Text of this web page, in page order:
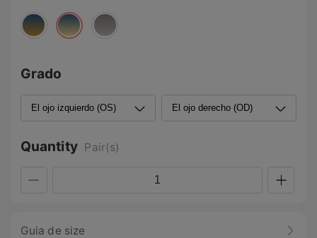
Grado
Quantity Pair(s)
Guia de size